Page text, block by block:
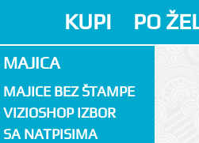
KUPI PO
MAJICA
MAJICE BEZ ŠTAMPE
VIZIOSHOP IZBOR
SA NATPISIMA